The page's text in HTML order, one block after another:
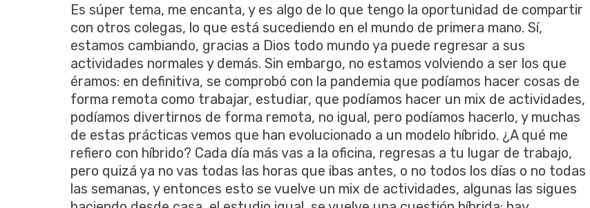
Es súper tema, me encanta, y es algo de lo que tengo la oportunidad de compartir
con otros colegas, lo que está sucediendo en el mundo de primera mano. Sí,
estamos cambiando, gracias a Dios todo mundo ya puede regresar a sus
actividades normales y demás. Sin embargo, no estamos volviendo a ser los que
éramos: en definitiva, se comprobó con la pandemia que podíamos hacer cosas de
forma remota como trabajar, estudiar, que podíamos hacer un mix de actividades,
podíamos divertirnos de forma remota, no igual, pero podíamos hacerlo, y muchas
de estas prácticas vemos que han evolucionado a un modelo híbrido. ¿A qué me
refiero con híbrido? Cada día más vas a la oficina, regresas a tu lugar de trabajo,
pero quizá ya no vas todas las horas que ibas antes, o no todos los días o no todas
las semanas, y entonces esto se vuelve un mix de actividades, algunas las sigues